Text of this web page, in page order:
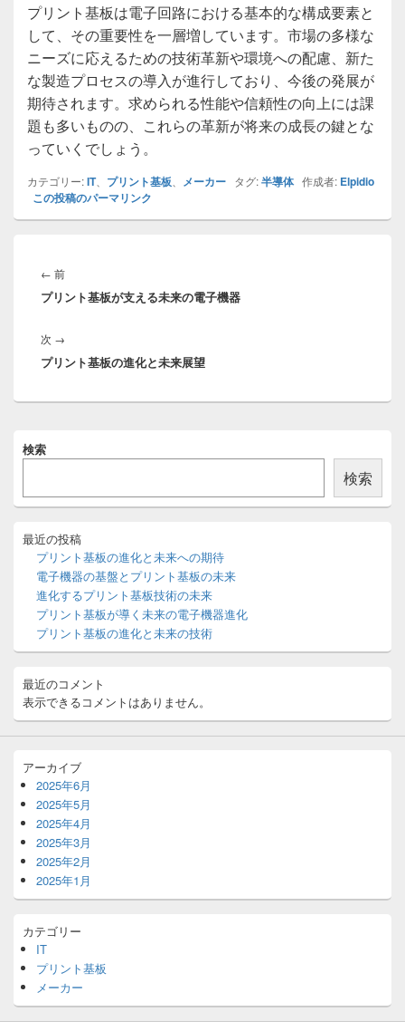
プリント基板は電子回路における基本的な構成要素と
して、その重要性を一層増しています。市場の多様な
ニーズに応えるための技術革新や環境への配慮、新た
な製造プロセスの導入が進行しており、今後の発展が
期待されます。求められる性能や信頼性の向上には課
題も多いものの、これらの革新が将来の成長の鍵とな
っていくでしょう。
カテゴリー:IT、 プリント基板 メーカー タグ:半導体作成者: Elpidio
この投稿のパーマリンク
稿
ナ
ゲ
ー
シ
← 前前
の
プリント基板が支える未来の電子機器
次 →
の
稿:
プリント基板の進化と未来展望
イ
イ
バ
ト
リ
ア
検索
検索
最近の投稿
プリント基板の進化と未来への期待
電子機器の基盤とプリント基板の未来
進化するプリント基板技術の未来
プリント基板が導く未来の電子機器進化
プリント基板の進化と未来の技術
最近のコメント
表示できるコメントはありません。
アーカイブ
2025年6月
2025年5月
2025年4月
2025年3月
2025年2月
2025年1月
カテゴリー
IT
プリント基板
メーカー